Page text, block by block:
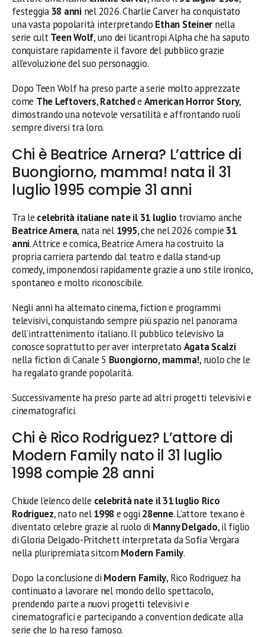
festeggia 38 anninel 2026. Charlie Carver ha conquistato
una vasta popolarità interpretando Ethan Steiner nella
serie cultTeen Wolf, uno dei licantropi Alpha che ha saputo
conquistare rapidamente il favore del pubblico grazie
all’evoluzione del suo personaggio.
Dopo Teen Wolf ha preso parte a serie molto apprezzate
come The Leftovers,Ratchede American Horror Story,
dimostrando una notevole versatilità e affrontando ruoli
sempre diversi tra loro.
Chi è Beatrice Arnera? L’attrice di
Buongiorno, mamma! nata il 31
luglio 1995 compie 31 anni
Tra le celebrità italiane nate il 31 luglio troviamo anche
Beatrice Arnera, nata nel 1995, che nel 2026 compie 31
anni. Attrice e comica, Beatrice Arnera ha costruito la
propria carriera partendo dal teatro e dalla stand-up
comedy, imponendosi rapidamente grazie a uno stile ironico,
spontaneo e molto riconoscibile.
Negli anni ha alternato cinema, fiction e programmi
televisivi, conquistando sempre più spazio nel panorama
dell’intrattenimento italiano. Il pubblico televisivo la
conosce soprattutto per aver interpretato Agata Scalzi
nella fiction di Canale 5 Buongiorno, mamma!, ruolo che le
ha regalato grande popolarità.
Successivamente ha preso parte ad altri progetti televisivi e
cinematografici.
Chi è Rico Rodriguez? L’attore di
Modern Family nato il 31 luglio
1998 compie 28 anni
Chiude l’elenco delle celebrità nate il 31 luglio Rico
Rodriguez, nato nel1998e oggi 28enne. L’attore texano è
diventato celebre grazie al ruolo di Manny Delgado, il figlio
di Gloria Delgado-Pritchett interpretata da Sofía Vergara
nella pluripremiata sitcom Modern Family.
Dopo la conclusione di Modern Family, Rico Rodriguez ha
continuato a lavorare nel mondo dello spettacolo,
prendendo parte a nuovi progetti televisivi e
cinematografici e partecipando a convention dedicate alla
serie che lo ha reso famoso.